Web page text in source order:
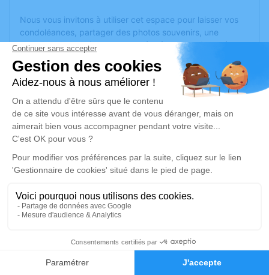
Faire-part Hommages
Nous vous invitons à utiliser cet espace pour laisser vos
condoléances, partager des photos souvenirs, une
anecdote ou exprimer vos pensées à travers des poèmes
ou des textes. Cet endroit est un lieu d'expression dédié à
honorer la mémoire de Jean CHEVREUX.
Un service de plantation d’arbre hommage estdisponible
vendredi 26 février 2021 à 14h30
Eglise Saint Blaise de Corné
49630 Corné
Je rends hommage